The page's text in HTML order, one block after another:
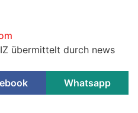
übermittelt durch news
Whatsapp